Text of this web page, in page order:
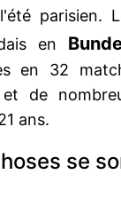
parisien.
en
en 32
de
ans.
se